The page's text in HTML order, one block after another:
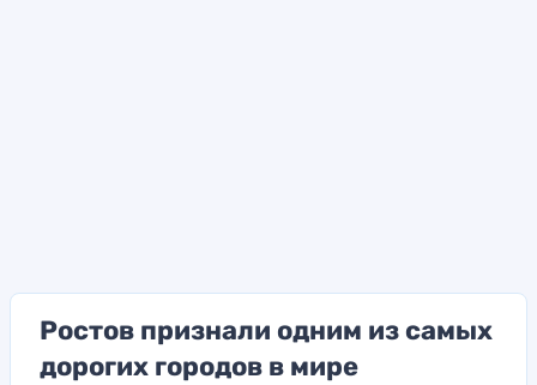
Ростов признали одним из самых
дорогих городов в мире